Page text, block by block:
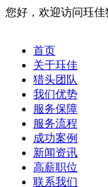
您好，欢迎访问珏佳
首页
关于珏佳
猎头团队
我们优势
服务保障
服务流程
成功案例
新闻资讯
高薪职位
联系我们